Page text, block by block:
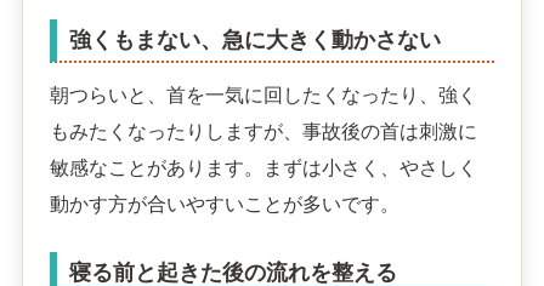
強くもまない、急に大きく動かさない
朝つらいと、首を一気に回したくなったり、強く
もみたくなったりしますが、事故後の首は刺激に
敏感なことがあります。まずは小さく、やさしく
動かす方が合いやすいことが多いです。
寝る前と起きた後の流れを整える